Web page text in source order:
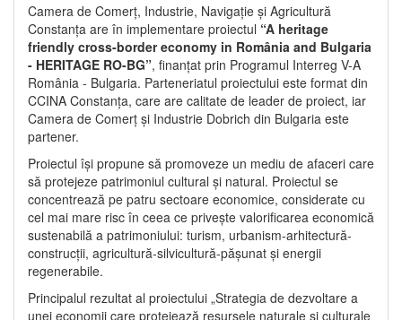
Camera de Comerț, Industrie, Navigație și Agricultură
Constanța are în implementare proiectul “A heritage
friendly cross-border economy in România and Bulgaria
- HERITAGE RO-BG”, finanțat prin Programul Interreg V-A
România - Bulgaria. Parteneriatul proiectului este format din
CCINA Constanța, care are calitate de leader de proiect, iar
Camera de Comerț și Industrie Dobrich din Bulgaria este
partener.
Proiectul își propune să promoveze un mediu de afaceri care
să protejeze patrimoniul cultural și natural. Proiectul se
concentrează pe patru sectoare economice, considerate cu
cel mai mare risc în ceea ce privește valorificarea economică
sustenabilă a patrimoniului: turism, urbanism-arhitectură-
construcții, agricultură-silvicultură-pășunat și energii
regenerabile.
Principalul rezultat al proiectului „Strategia de dezvoltare a
unei economii care protejează resursele naturale și culturale